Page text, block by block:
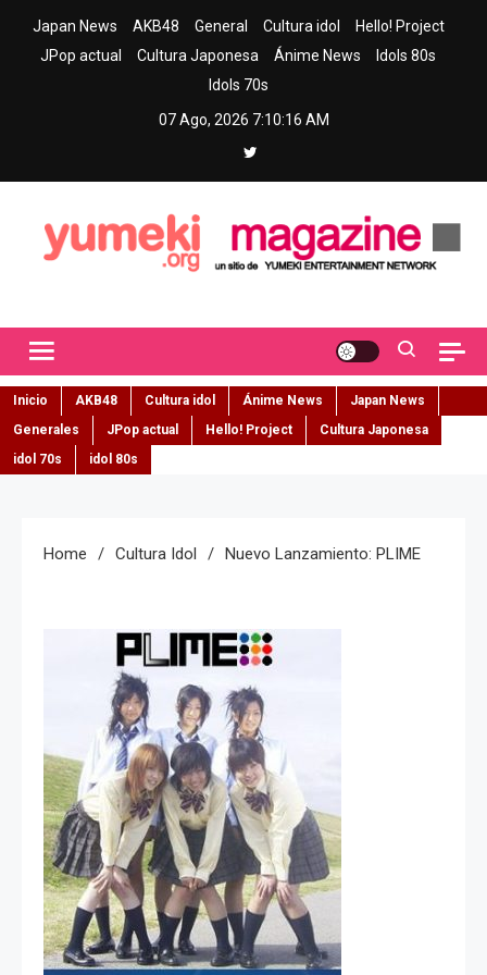
Japan News AKB48 General Cultura idol
Hello! Project
JPop actual
Cultura Japonesa Ánime News
Idols 80s
Idols 70s
07 Ago, 2026 7:10:17 AM
Inicio AKB48 Cultura idol Ánime News
Japan News
Generales
JPop actual Hello! Project
Cultura Japonesa
idol 70s
idol 80s
Home Cultura Idol Nuevo Lanzamiento: PLIME